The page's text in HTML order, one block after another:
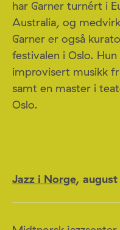
har Garner turnért i
Australia, og
Garner er også
festivalen i Oslo.
improvisert musikk
samt en master i
Oslo.
Jazz i Norge,